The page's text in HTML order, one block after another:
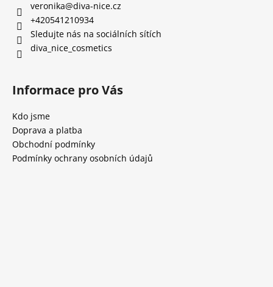
veronika@diva-nice.cz
+420541210934
Sledujte nás na sociálních sítích
diva_nice_cosmetics
Informace pro Vás
Kdo jsme
Doprava a platba
Obchodní podmínky
Podmínky ochrany osobních údajů